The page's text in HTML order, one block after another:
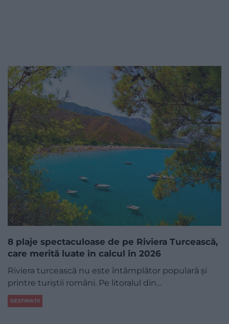
8 plaje spectaculoase de pe Riviera Turcească,
care merită luate în calcul în 2026
Riviera turcească nu este întâmplător populară și
printre turiștii români. Pe litoralul din…
DESTINAȚII